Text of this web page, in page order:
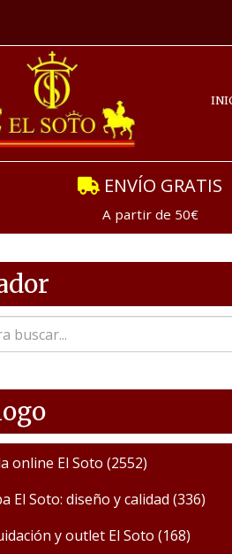
ENVÍO GRATIS
A partir de 50€
online El Soto (2552)
El Soto: diseño y calidad (336)
y outlet El Soto (168)